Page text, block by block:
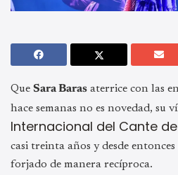
Que Sara Baras aterrice con las
hace semanas no es novedad, su
Internacional del Cante
casi treinta años y desde
forjado de manera recíproca.